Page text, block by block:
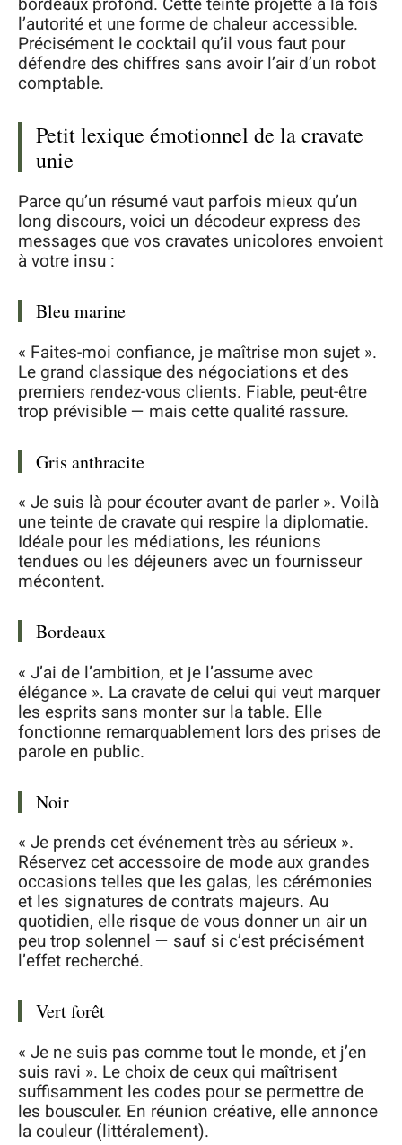
l’autorité et une forme de chaleur accessible.
Précisément le cocktail qu’il vous faut pour
défendre des chiffres sans avoir l’air d’un robot
comptable.
Petit lexique émotionnel de la cravate
unie
Parce qu’un résumé vaut parfois mieux qu’un
long discours, voici un décodeur express des
messages que vos cravates unicolores envoient
à votre insu :
Bleu marine
« Faites-moi confiance, je maîtrise mon sujet ».
Le grand classique des négociations et des
premiers rendez-vous clients. Fiable, peut-être
trop prévisible — mais cette qualité rassure.
Gris anthracite
« Je suis là pour écouter avant de parler ». Voilà
une teinte de cravate qui respire la diplomatie.
Idéale pour les médiations, les réunions
tendues ou les déjeuners avec un fournisseur
mécontent.
Bordeaux
« J’ai de l’ambition, et je l’assume avec
élégance ». La cravate de celui qui veut marquer
les esprits sans monter sur la table. Elle
fonctionne remarquablement lors des prises de
parole en public.
Noir
« Je prends cet événement très au sérieux ».
Réservez cet accessoire de mode aux grandes
occasions telles que les galas, les cérémonies
et les signatures de contrats majeurs. Au
quotidien, elle risque de vous donner un air un
peu trop solennel — sauf si c’est précisément
l’effet recherché.
Vert forêt
« Je ne suis pas comme tout le monde, et j’en
suis ravi ». Le choix de ceux qui maîtrisent
suffisamment les codes pour se permettre de
les bousculer. En réunion créative, elle annonce
la couleur (littéralement).